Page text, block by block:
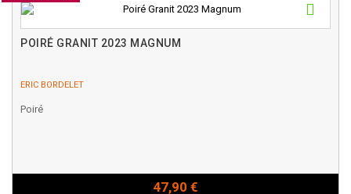
POIRÉ GRANIT 2023 MAGNUM
ERIC BORDELET
Poiré
47,90 €